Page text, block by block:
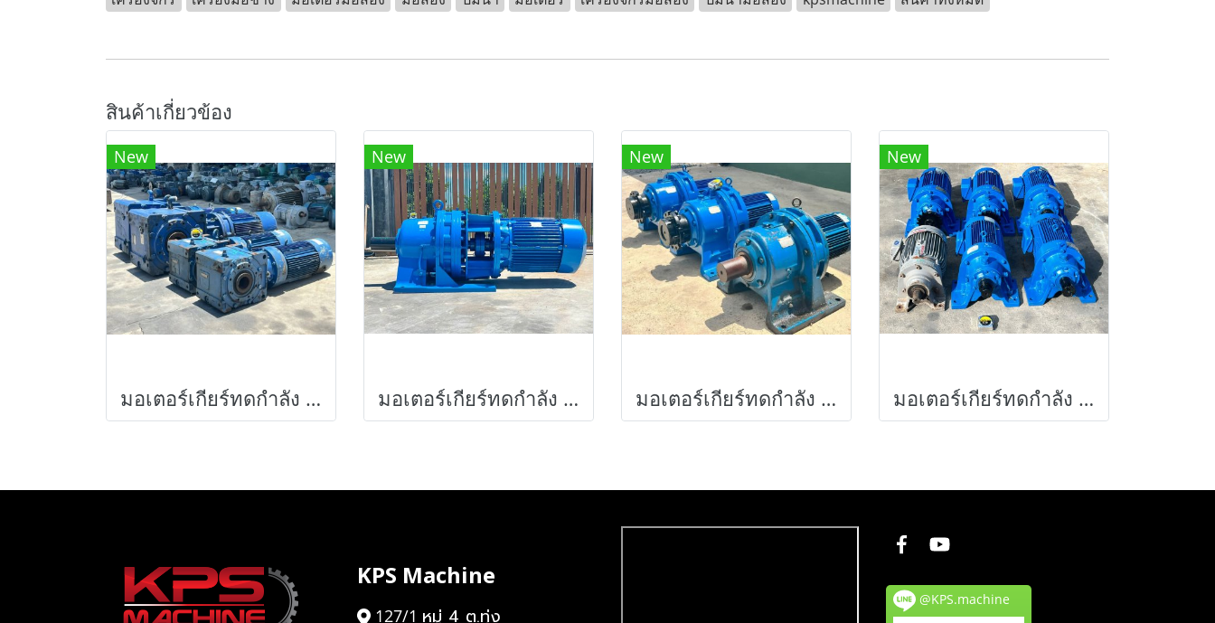
สินค้าเกี่ยวข้อง
New
มอเตอร์เกียร์ทดกำลัง SUMITOMO JAPANขนาด 7.5 HP (ทรงเพลาทะลุ) 380V รุ่นพิเศษมีเบรคในตัว เข้ามา 2 คู่ 4 ตัว
New
มอเตอร์เกียร์ทดกำลัง SUMITOMO JAPAN ขนาด 60 HP อัตราทด 1 : 43 ( 22 rpm ) 380V รุ่นใหญ่งานหนัก Heavy Deuty
New
มอเตอร์เกียร์ทดกำลัง SUMITOMO JAPAN ขนาด 5 HP อัตราทด 1 : 87 ( 17 rpm ) 380V เข้ามา 3 ตัว
New
มอเตอร์เกียร์ทดกำลัง SUMITOMO JAPAN ขนาด 5 HP 380V สภาพสวยพร้อมใช้ เข้ามา 7 ตัว
KPS Machine
127/1 หมู่ 4 ต.ทุ่ง
@KPS.machine